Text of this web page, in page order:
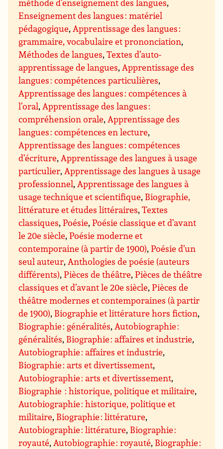
méthode d’enseignement des langues,
Enseignement des langues : matériel
pédagogique,Apprentissage des langues :
grammaire, vocabulaire et prononciation,
Méthodes de langues,Textes d’auto-
apprentissage de langues,Apprentissage des
langues : compétences particulières,
Apprentissage des langues : compétences à
l’oral,Apprentissage des langues :
compréhension orale,Apprentissage des
langues : compétences en lecture,
Apprentissage des langues : compétences
d’écriture,Apprentissage des langues à usage
particulier,Apprentissage des langues à usage
professionnel,Apprentissage des langues à
usage technique et scientifique, Biographie,
littérature et études littéraires,Textes
classiques,Poésie,Poésie classique et d’avant
le 20e siècle,Poésie moderne et
contemporaine (à partir de 1900),Poésie d’un
seul auteur,Anthologies de poésie (auteurs
différents),Pièces de théâtre,Pièces de théâtre
classiques et d’avant le 20e siècle,Pièces de
théâtre modernes et contemporaines (à partir
de 1900), Biographie et littérature hors fiction,
Biographie : généralités,Autobiographie :
généralités, Biographie : affaires et industrie,
Autobiographie : affaires et industrie,
Biographie : arts et divertissement,
Autobiographie : arts et divertissement,
Biographie : historique, politique et militaire,
Autobiographie : historique, politique et
militaire, Biographie : littérature,
Autobiographie : littérature, Biographie :
royauté,Autobiographie : royauté, Biographie :